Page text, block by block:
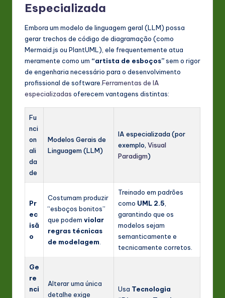
Especializada
Embora um modelo de linguagem geral (LLM) possa
gerar trechos de código de diagramação (como
Mermaid.js ou PlantUML), ele frequentemente atua
meramente como um “artista de esboços”sem o rigor
de engenharia necessário para o desenvolvimento
profissional de software. Ferramentas de IA
especializadas oferecem vantagens distintas:
Fu
nci
on
ali
da
de
Modelos Gerais de
Linguagem (LLM)
IA especializada (por
exemplo, Visual
Paradigm)
Pr
ec
isã
o
Costumam produzir
“esboços bonitos”
que podem violar
regras técnicas
de modelagem
Treinado em padrões
como UML 2.5
garantindo que os
modelos sejam
semanticamente e
tecnicamente corretos.
Ge
re
nci
Alterar uma única
detalhe exige
Usa Tecnologia